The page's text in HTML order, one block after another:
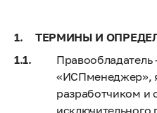
ТЕРМИНЫ И
«ИСПменеджер»,
разработчиком и